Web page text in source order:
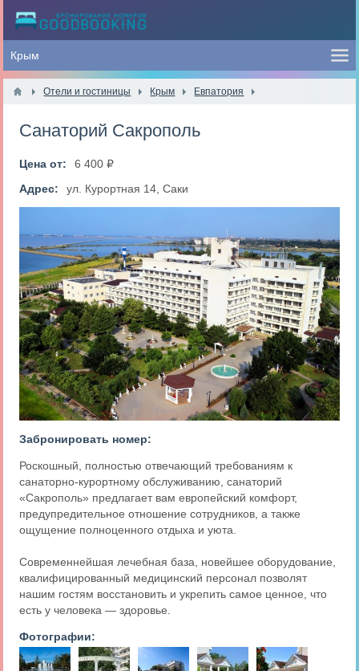
Отели и гостиницы Крым Евпатория
Санаторий Сакрополь
Цена от:
6 400 ₽
Адрес:
ул. Курортная 14, Саки
Забронировать номер:
Роскошный, полностью отвечающий требованиям к
санаторно-курортному обслуживанию, санаторий
«Сакрополь» предлагает вам европейский комфорт,
предупредительное отношение сотрудников, а также
ощущение полноценного отдыха и уюта.
Современнейшая лечебная база, новейшее оборудование,
квалифицированный медицинский персонал позволят
нашим гостям восстановить и укрепить самое ценное, что
есть у человека — здоровье.
Фотографии: